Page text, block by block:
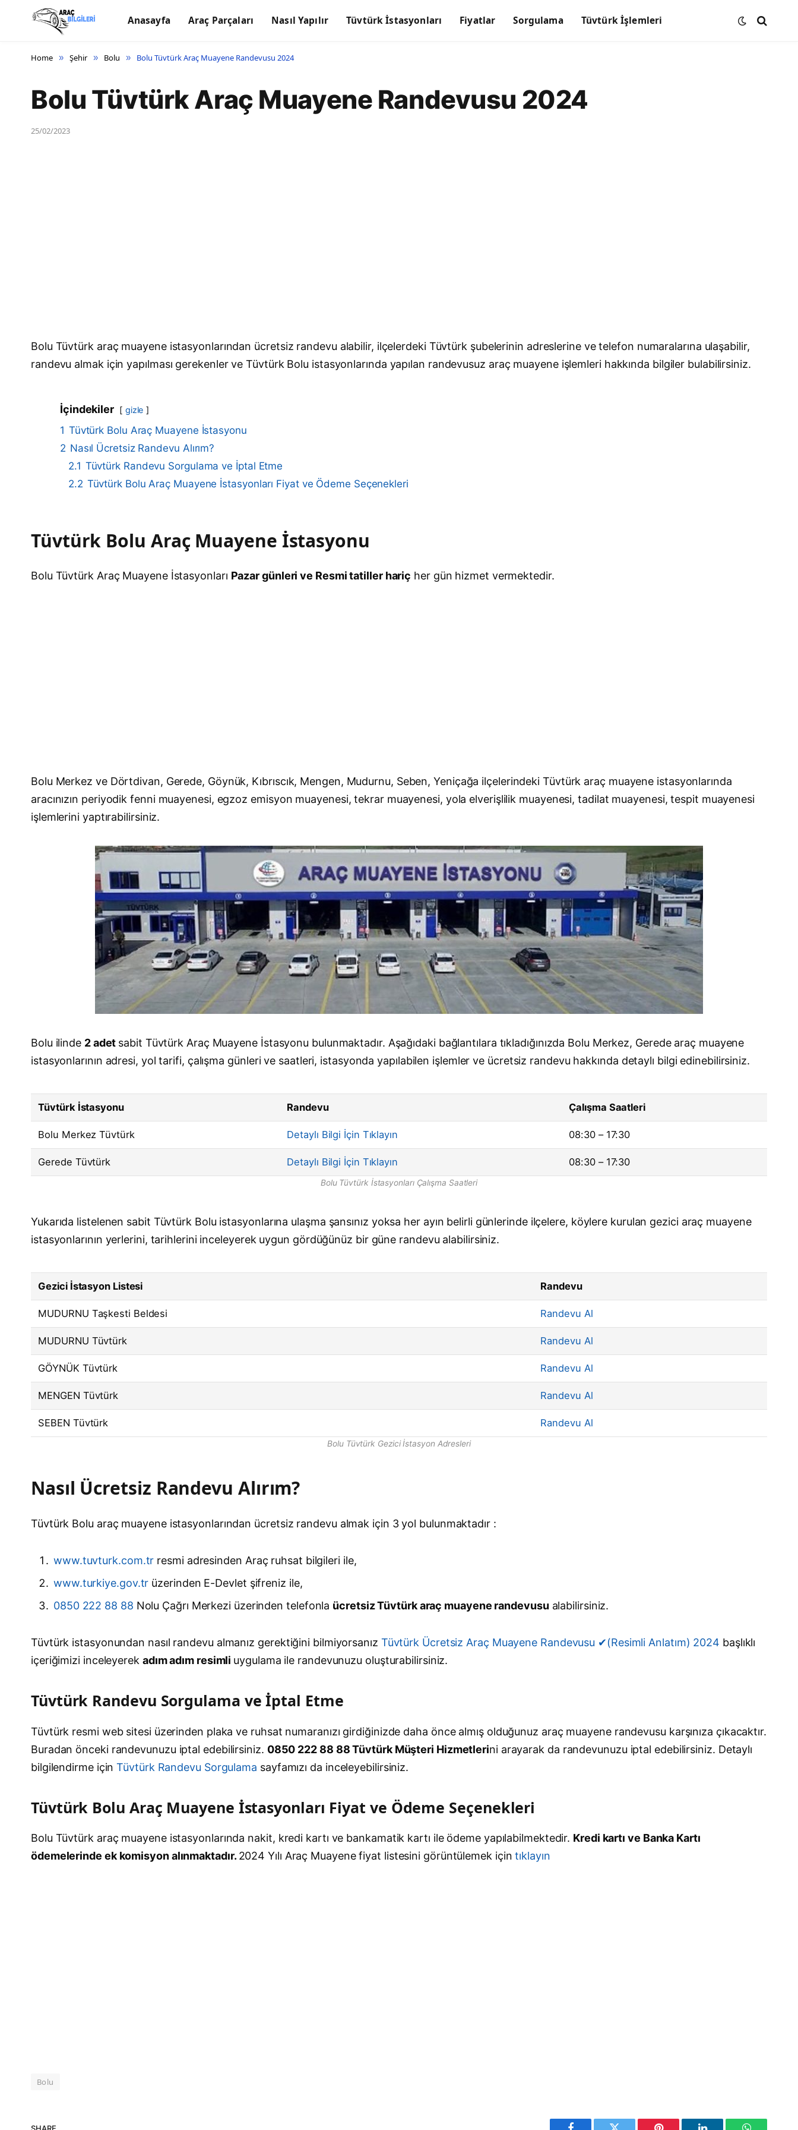
Anasayfa Araç Parçaları Nasıl Yapılır Tüvtürk İstasyonları Fiyatlar Sorgulama Tüvtürk İşlemleri
Home » Şehir » Bolu » Bolu Tüvtürk Araç Muayene Randevusu 2024
Bolu Tüvtürk Araç Muayene Randevusu 2024
25/02/2023
Bolu Tüvtürk araç muayene istasyonlarından ücretsiz randevu alabilir, ilçelerdeki Tüvtürk şubelerinin adreslerine ve telefon numaralarına ulaşabilir,
randevu almak için yapılması gerekenler ve Tüvtürk Bolu istasyonlarında yapılan randevusuz araç muayene işlemleri hakkında bilgiler bulabilirsiniz.
İçindekiler gizle
1 Tüvtürk Bolu Araç Muayene İstasyonu
2 Nasıl Ücretsiz Randevu Alırım?
2.1 Tüvtürk Randevu Sorgulama ve İptal Etme
2.2 Tüvtürk Bolu Araç Muayene İstasyonları Fiyat ve Ödeme Seçenekleri
Tüvtürk Bolu Araç Muayene İstasyonu
Bolu Tüvtürk Araç Muayene İstasyonları Pazar günleri ve Resmi tatiller hariç her gün hizmet vermektedir.
Bolu Merkez ve Dörtdivan, Gerede, Göynük, Kıbrıscık, Mengen, Mudurnu, Seben, Yeniçağa ilçelerindeki Tüvtürk araç muayene istasyonlarında
aracınızın periyodik fenni muayenesi, egzoz emisyon muayenesi, tekrar muayenesi, yola elverişlilik muayenesi, tadilat muayenesi, tespit muayenesi
işlemlerini yaptırabilirsiniz.
Bolu ilinde 2 adet sabit Tüvtürk Araç Muayene İstasyonu bulunmaktadır. Aşağıdaki bağlantılara tıkladığınızda Bolu Merkez, Gerede araç muayene
istasyonlarının adresi, yol tarifi, çalışma günleri ve saatleri, istasyonda yapılabilen işlemler ve ücretsiz randevu hakkında detaylı bilgi edinebilirsiniz.
Tüvtürk İstasyonu Randevu Çalışma Saatleri
Bolu Merkez Tüvtürk Detaylı Bilgi İçin Tıklayın 08:30 – 17:30
Gerede Tüvtürk Detaylı Bilgi İçin Tıklayın 08:30 – 17:30
Bolu Tüvtürk İstasyonları Çalışma Saatleri
Yukarıda listelenen sabit Tüvtürk Bolu istasyonlarına ulaşma şansınız yoksa her ayın belirli günlerinde ilçelere, köylere kurulan gezici araç muayene
istasyonlarının yerlerini, tarihlerini inceleyerek uygun gördüğünüz bir güne randevu alabilirsiniz.
Gezici İstasyon Listesi Randevu
MUDURNU Taşkesti Beldesi Randevu Al
MUDURNU Tüvtürk Randevu Al
GÖYNÜK Tüvtürk Randevu Al
MENGEN Tüvtürk Randevu Al
SEBEN Tüvtürk Randevu Al
Bolu Tüvtürk Gezici İstasyon Adresleri
Nasıl Ücretsiz Randevu Alırım?
Tüvtürk Bolu araç muayene istasyonlarından ücretsiz randevu almak için 3 yol bulunmaktadır :
www.tuvturk.com.tr resmi adresinden Araç ruhsat bilgileri ile,
www.turkiye.gov.tr üzerinden E-Devlet şifreniz ile,
0850 222 88 88 Nolu Çağrı Merkezi üzerinden telefonla ücretsiz Tüvtürk araç muayene randevusu alabilirsiniz.
Tüvtürk istasyonundan nasıl randevu almanız gerektiğini bilmiyorsanız Tüvtürk Ücretsiz Araç Muayene Randevusu ✔(Resimli Anlatım) 2024 başlıklı
içeriğimizi inceleyerek adım adım resimli uygulama ile randevunuzu oluşturabilirsiniz.
Tüvtürk Randevu Sorgulama ve İptal Etme
Tüvtürk resmi web sitesi üzerinden plaka ve ruhsat numaranızı girdiğinizde daha önce almış olduğunuz araç muayene randevusu karşınıza çıkacaktır.
Buradan önceki randevunuzu iptal edebilirsiniz. 0850 222 88 88 Tüvtürk Müşteri Hizmetlerini arayarak da randevunuzu iptal edebilirsiniz. Detaylı
bilgilendirme içinTüvtürk Randevu Sorgulama sayfamızı da inceleyebilirsiniz.
Tüvtürk Bolu Araç Muayene İstasyonları Fiyat ve Ödeme Seçenekleri
Bolu Tüvtürk araç muayene istasyonlarında nakit, kredi kartı ve bankamatik kartı ile ödeme yapılabilmektedir. Kredi kartı ve Banka Kartı
ödemelerinde ek komisyon alınmaktadır. 2024 Yılı Araç Muayene fiyat listesini görüntülemek içintıklayın
Bolu
SHARE.